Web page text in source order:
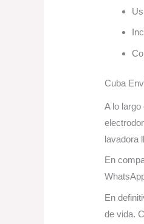
Cuba
A lo
lavadora
En
En
de vida.